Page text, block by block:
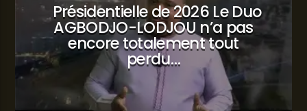
Présidentielle de 2026 Le Duo
AGBODJO-LODJOU n’a pas
encore totalement tout
perdu…